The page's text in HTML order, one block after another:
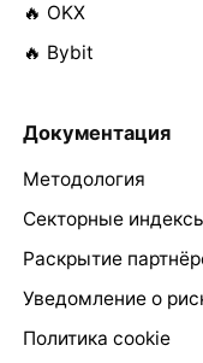
🔥 OKX
🔥 Bybit
Документация
Методология
Секторные
Раскрытие
Уведомление о
Политика cookie